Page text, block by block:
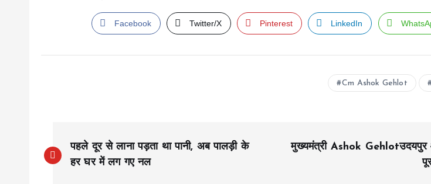
Facebook Twitter/X Pinterest LinkedIn
Cm Ashok Gehlot
o
पहले दूर से लाना पड़ता था पानी, अब पालड़ी के
हर घर में लग गए नल
मुख्यमंत्री Ashok Gehlotउदयपुर